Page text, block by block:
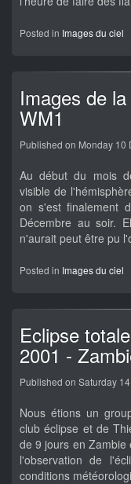
Posted in Images du ciel
Images de
WM1
Published on Monday 10
Au début du mois
visible de
on s'est finalement
Décembre au soir.
n'aurait peut être pu
Posted in Images du ciel
Eclipse
2001 -
Published on Saturday
Nous étions un
club éclipse et de
de 9 jours en Zambie
l'observation de
conditions